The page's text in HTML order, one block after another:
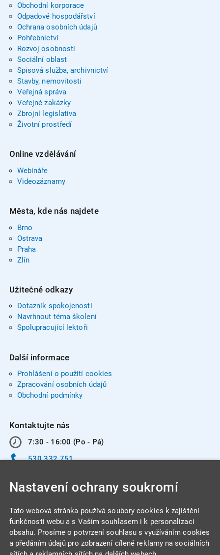
Obchodní korporace
Odpadové hospodářství
Ochrana osobních údajů
Pohřebnictví
Rozvoj osobnosti
Sociální oblast
Spisová služba, archivnictví
Stavby, nemovitosti
Veřejná správa
Veřejné zakázky
Zbrojní legislativa
Životní prostředí
Online vzdělávání
Webináře
Videozáznamy
Města, kde nás najdete
Brno
Ostrava
Praha
Zlín
Užitečné odkazy
Dotazník spokojenosti
Navrhnout téma školení
Spolupracující lektoři
Další informace
Prohlášení o použití cookies
Zpracování osobních údajů
Obchodní podmínky
Kontaktujte nás
7:30 - 16:00 (Po - Pá)
530 332 751
INTEGRA CENTRUM s.r.o.
Jabloňová 662/7
Nastavení ochrany soukromí
Tato webová stránka používá soubory cookies k zajištění
funkčnosti webu a s Vaším souhlasem i k personalizaci
obsahu. Prosíme o potvrzení souhlasu s využíváním cookies
a předáním údajů pro zobrazení cílené reklamy na sociálních